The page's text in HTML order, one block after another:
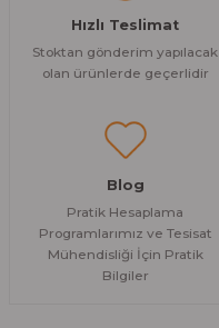
Hızlı Teslimat
Stoktan gönderim yapılacak
olan ürünlerde geçerlidir
Blog
Pratik Hesaplama
Programlarımız ve Tesisat
Mühendisliği İçin Pratik
Bilgiler